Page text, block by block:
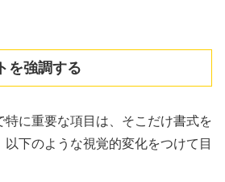
を強調する
特に重要な項目は、そこだけ書式を
下のような視覚的変化をつけて目